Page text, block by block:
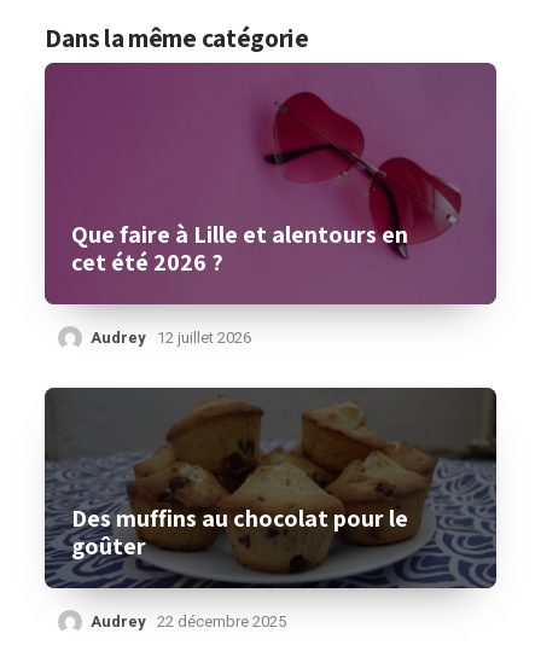
Dans la même catégorie
Que faire à Lille et alentours en
cet été 2026 ?
Audrey 12 juillet 2026
Des muffins au chocolat pour le
goûter
Audrey 22 décembre 2025